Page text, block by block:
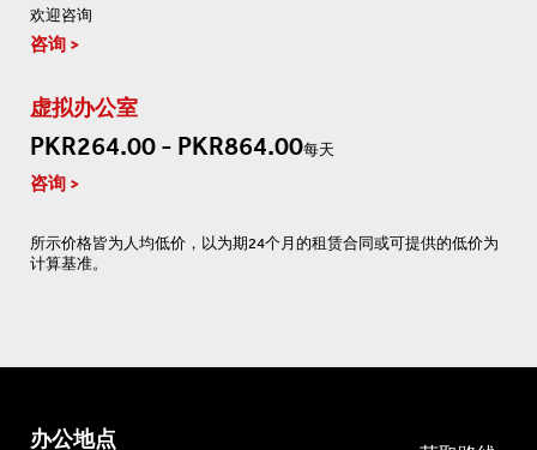
欢迎咨询
咨询
虚拟办公室
PKR264.00 - PKR864.00每天
咨询
所示价格皆为人均低价，以为期24个月的租赁合同或可提供的低价为
计算基准。
办公地点